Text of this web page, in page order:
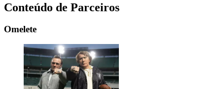
Conteúdo de Parceiros
Omelete